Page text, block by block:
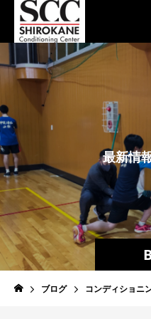
最新情
ブログ コンディショニ